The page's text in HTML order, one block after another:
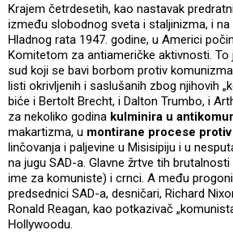
Krajem četrdesetih, kao nastavak
između slobodnog sveta i staljinizma, i
Hladnog rata 1947. godine, u Americi
Komitetom za antiameričke aktivnosti.
sud koji se bavi borbom protiv
listi okrivljenih i saslušanih zbog njihovih
biće i Bertolt Brecht, i Dalton Trumbo, i
za nekoliko godina kulminira u
makartizma, u montirane procese protiv
linčovanja i paljevine u Misisipiju i u
na jugu SAD-a. Glavne žrtve tih brutalnosti
ime za komuniste) i crnci. A među
predsednici SAD-a, desničari, Richard
Ronald Reagan, kao potkazivač
Hollywoodu.